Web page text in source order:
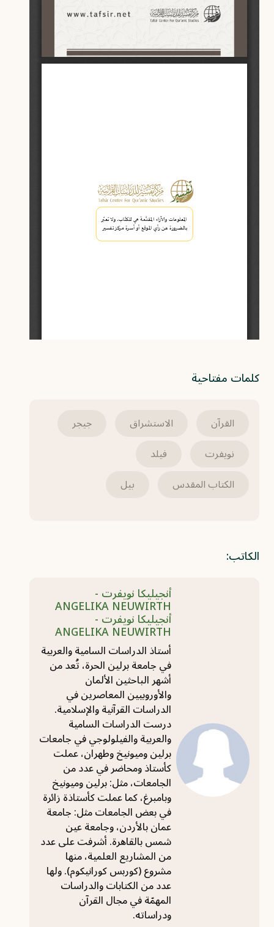
كلمات مفتاحية
القرآن الاستشراق
جيجر
نويفرت
فيلد
الكتاب المقدس
بيل
الكاتب:
أنجيليكا نويفرت -
ANGELIKA NEUWIRTH
أنجيليكا نويفرت -
ANGELIKA NEUWIRTH
أستاذ الدراسات السامية والعربية
في جامعة برلين الحرة، تُعد من
أشهر الباحثين الألمان
والأوروبيين المعاصرين في
الدراسات القرآنية والإسلامية.
درست الدراسات السامية
والعربية والفيلولوجي في جامعات
برلين وميونيخ وطهران، عملت
كأستاذ ومحاضر في عدد من
الجامعات، مثل: برلين وميونيخ
وبامبرغ، كما عملت كأستاذة زائرة
في بعض الجامعات مثل: جامعة
عمان بالأردن، وجامعة عين
شمس بالقاهرة. أشرفت على عدد
من المشاريع العلمية، منها
مشروع (كوربس كورانيكوم). ولها
عدد من الكتابات والدراسات
المهمّة في مجال القرآن
ودراساته.